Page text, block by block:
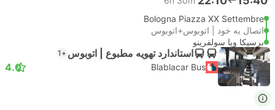
Bologna Piazza XX Settembre
اتصال به خود | اتوبوس+اتوبوس
برسیکا ویا سولفرینو
استاندارد تهویه مطبوع | اتوبوس +1
Blablacar Bus
4.0